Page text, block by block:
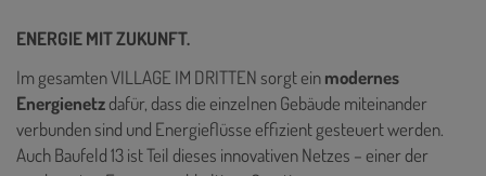
ENERGIE MIT ZUKUNFT.
Im gesamten VILLAGE IM DRITTEN sorgt einmodernes
Energienetzdafür, dass die einzelnen Gebäude miteinander
verbunden sind und Energieflüsse effizient gesteuert werden.
Auch Baufeld 13 ist Teil dieses innovativen Netzes – einer der